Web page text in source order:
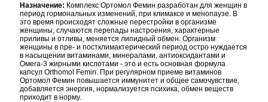
Назначение: Комплекс Ортомол Фемин разработан для женщин в
период гормональных изменений, при климаксе и менопаузе. В
это время происходят сложные перестройки в организме
женщины, случаются перепады настроения, характерные
приливы и отливы, меняется липидный обмен. Организм
женщины в пре- и постклимактерический период остро нуждается
в насыщении витаминами, минералами, антиоксидантами и
Омега-3 жирными кислотами - это и есть основная формула
капсул Orthomol Femin. При регулярном приеме витаминов
Ортомол Фемин повышается иммунитет и общее самочувствие,
добавляется энергия, нормализуется психика, обмен веществ
приходит в норму.